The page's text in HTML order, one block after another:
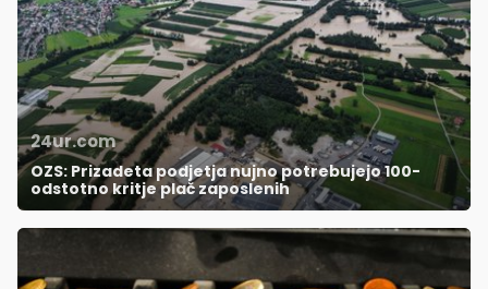
24ur.com
OZS: Prizadeta podjetja nujno potrebujejo 100-
odstotno kritje plač zaposlenih